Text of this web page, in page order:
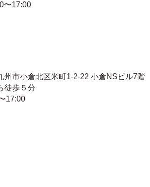
〜17:00
州市小倉北区米町1-2-22 小倉NSビル7階
徒歩５分
17:00